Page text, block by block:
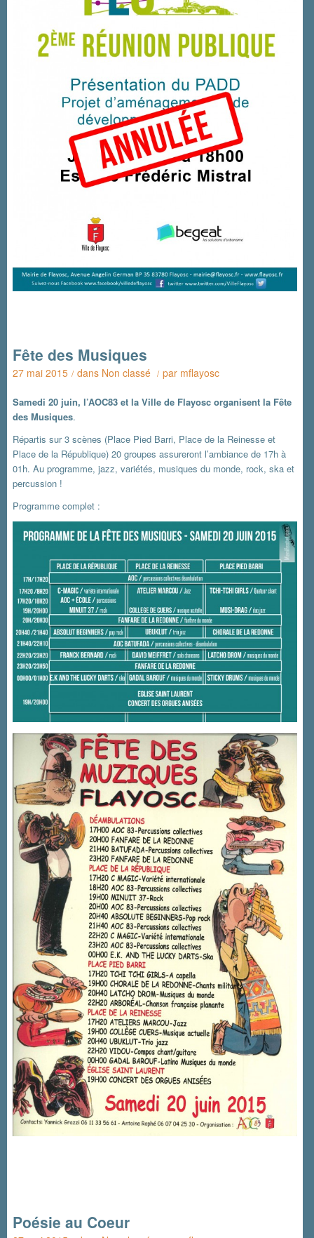
Fête des Musiques
27 mai 2015 / dans Non classé / par mflayosc
Samedi 20 juin, l’AOC83 et la Ville de Flayosc organisent la Fête
des Musiques.
Répartis sur 3 scènes (Place Pied Barri, Place de la Reinesse et
Place de la République) 20 groupes assureront l’ambiance de 17h à
01h. Au programme, jazz, variétés, musiques du monde, rock, ska et
percussion !
Programme complet :
Poésie au Coeur